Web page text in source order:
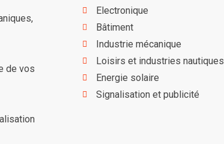
de vos
Electronique
Bâtiment
Industrie mécanique
Loisirs et industries nautiques
Energie solaire
Signalisation et publicité